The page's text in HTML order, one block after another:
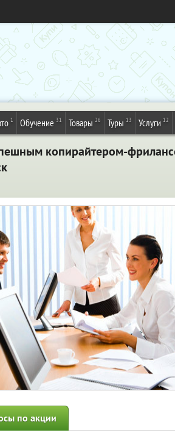
1 Обучение 31 Товары 26 Туры 13 Услуги 12
копирайтером-
по акции